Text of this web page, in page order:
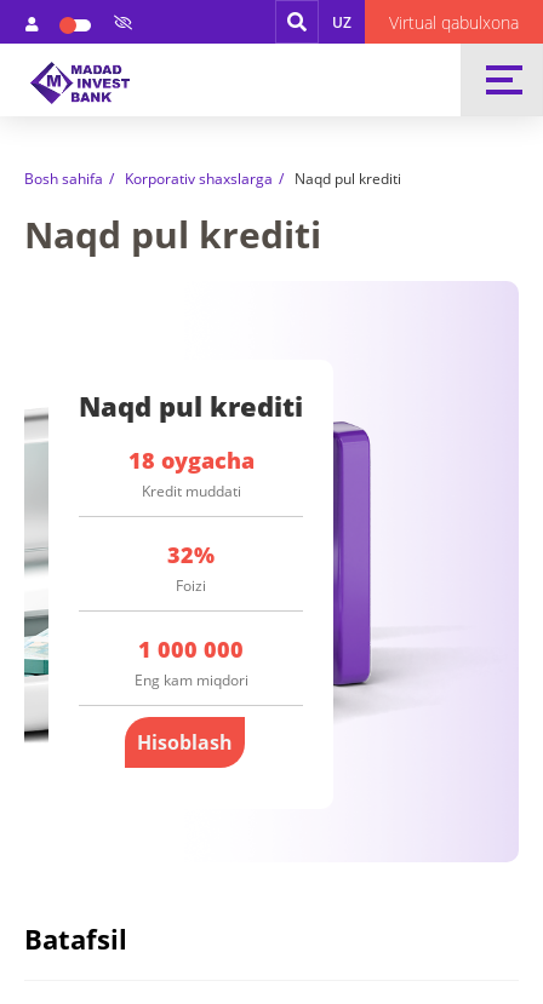
UZ Virtual qabulxona
Bosh sahifa Korporativ shaxslarga Naqd pul krediti
Naqd pul krediti
Naqd pul krediti
18 oygacha
32%
1 000 000
Hisoblash
Batafsil